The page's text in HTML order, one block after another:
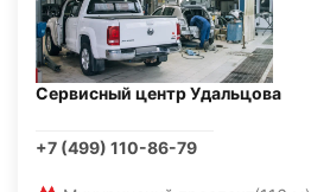
Сервисный центр Удальцова
+7 (499) 110-86-79